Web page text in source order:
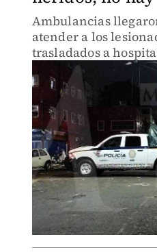
Ambulancias
atender a los
trasladados a